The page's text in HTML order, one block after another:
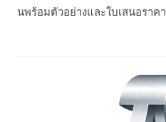
นพร้อมตัวอย่างและใบเสนอรา